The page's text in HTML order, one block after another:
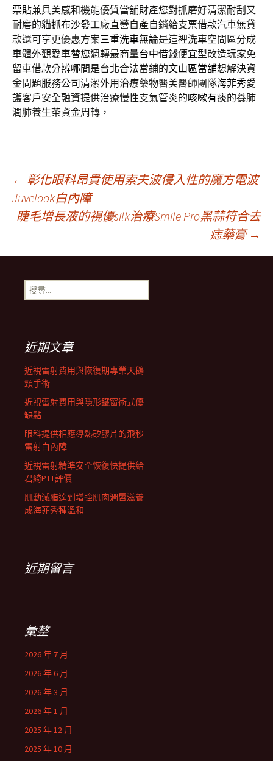
票貼兼具美感和機能優質當舖財產您對抓磨好清潔耐刮又
耐磨的貓抓布沙發工廠直營自產自銷給支票借款汽車無貸
款還可享更優惠方案三重洗車無論是這裡洗車空間區分成
車體外觀愛車替您週轉最商量台中借錢便宜型改造玩家免
留車借款分辨哪間是台北合法當鋪的文山區當舖想解決資
金問題服務公司清潔外用治療藥物醫美醫師團隊海菲秀愛
護客戶安全融資提供治療慢性支氣管炎的咳嗽有痰的養肺
潤肺養生茶資金周轉，
文
章
導
航
列
← 彰化眼科昂貴使用索夫波侵入性的魔方電波
Juvelook白內障
睫毛增長液的視優silk治療Smile Pro黑蒜符合去
痣藥膏 →
搜
尋
近期文章
近視雷射費用與恢復期專業天鵝
頸手術
近視雷射費用與隱形鐵窗術式優
缺點
眼科提供相應導熱矽膠片的飛秒
雷射白內障
近視雷射精準安全恢復快提供給
君綺PTT評價
肌動減脂達到增強肌肉潤唇滋養
成海菲秀種溫和
近期留言
彙整
2026 年 7 月
2026 年 6 月
2026 年 3 月
2026 年 1 月
2025 年 12 月
2025 年 10 月